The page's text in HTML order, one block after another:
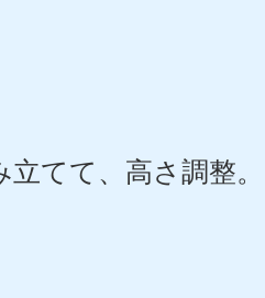
てて、高さ調整。